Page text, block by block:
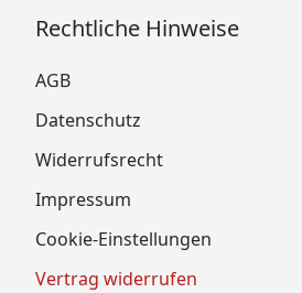
Rechtliche Hinweise
AGB
Datenschutz
Widerrufsrecht
Impressum
Cookie-Einstellungen
Vertrag widerrufen